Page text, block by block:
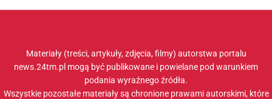
Materiały (treści, artykuły, zdjęcia, filmy) autorstwa portalu
news.24tm.pl mogą być publikowane i powielane pod warunkiem
podania wyraźnego źródła.
Wszystkie pozostałe materiały są chronione prawami autorskimi, które